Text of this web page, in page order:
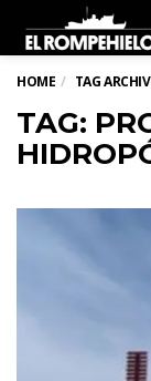
HOME TAG
TAG: